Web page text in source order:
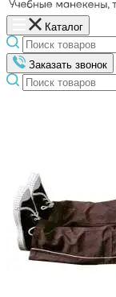
Каталог
Заказать звонок